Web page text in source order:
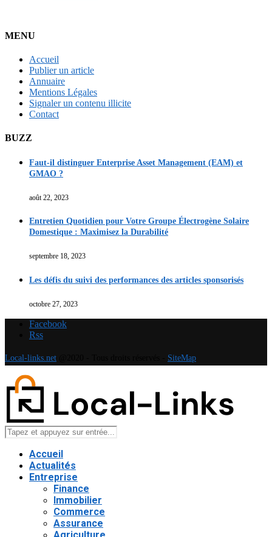
MENU
Accueil
Publier un article
Annuaire
Mentions Légales
Signaler un contenu illicite
Contact
BUZZ
Faut-il distinguer Enterprise Asset Management (EAM) et
GMAO ?
août 22, 2023
Entretien Quotidien pour Votre Groupe Électrogène Solaire
Domestique : Maximisez la Durabilité
septembre 18, 2023
Les défis du suivi des performances des articles sponsorisés
octobre 27, 2023
Facebook
Rss
Local-links.net SiteMap
Accueil
Actualités
Entreprise
Finance
Immobilier
Commerce
Assurance